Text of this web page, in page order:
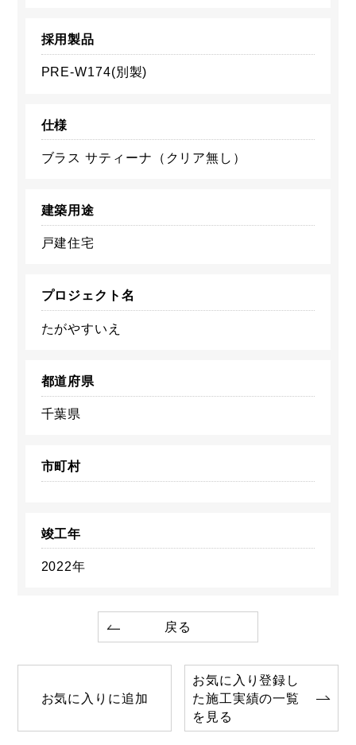
採用製品
PRE-W174(別製)
仕様
ブラス サティーナ（クリア無し）
建築用途
戸建住宅
プロジェクト名
たがやすいえ
都道府県
千葉県
市町村
竣工年
2022年
戻る
お気に入りに追加
お気に入り登録し
た施工実績の一覧
を見る